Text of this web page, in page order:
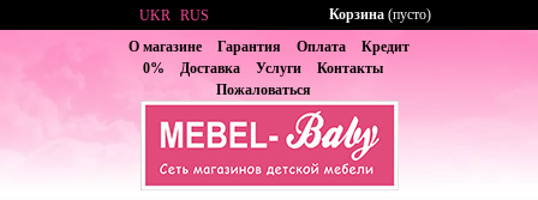
О магазине Гарантия Оплата
Кредит
0%
Доставка Услуги
Контакты
Пожаловаться
UKR RUS Корзина (пусто)